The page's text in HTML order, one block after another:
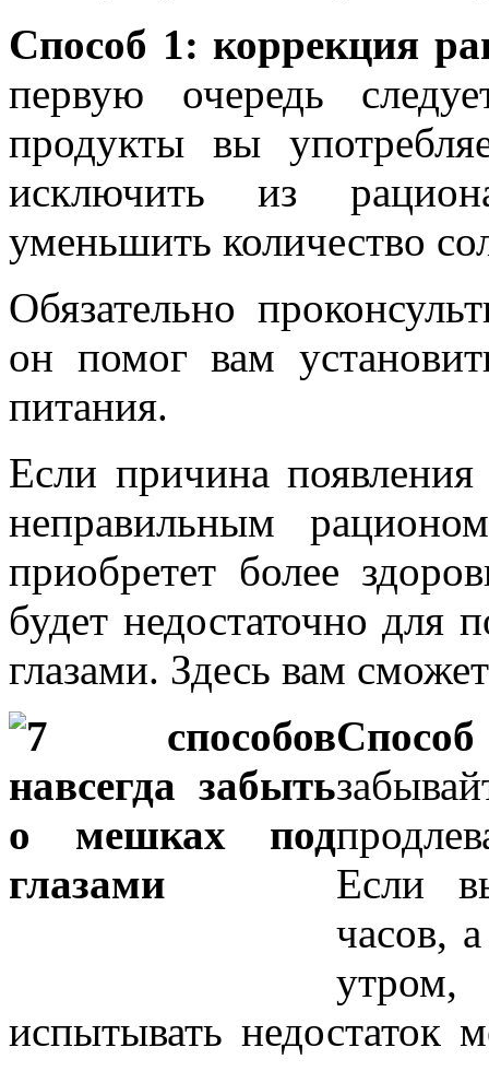
Способ 1: коррекция
первую очередь
продукты вы
исключить из
уменьшить количество
Обязательно
он помог вам
питания.
Если причина
неправильным
приобретет более
будет недостаточно для
глазами. Здесь вам
Если
часов,
испытывать недостаток